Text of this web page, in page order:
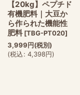
【20kg】ペプチド
有機肥料｜大豆か
ら作られた機能性
肥料 [TBG-PT020]
3,999円(税別)
(税込: 4,398円)